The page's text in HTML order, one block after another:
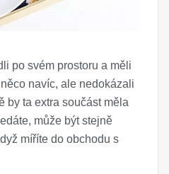
po svém prostoru a měli
navíc, ale nedokázali
by ta extra součást měla
může být stejně
míříte do obchodu s